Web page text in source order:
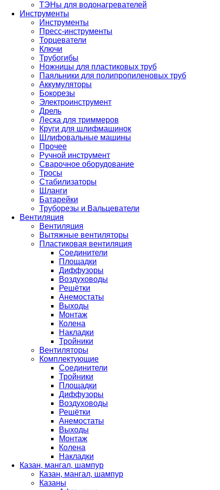
ТЭНы для водонагревателей
Инструменты
Инструменты
Пресс-инструменты
Торцеватели
Ключи
Трубогибы
Ножницы для пластиковых труб
Паяльники для полипропиленовых труб
Аккумуляторы
Бокорезы
Электроинструмент
Дрель
Леска для триммеров
Круги для шлифмашинок
Шлифовальные машины
Прочее
Ручной инструмент
Сварочное оборудование
Тросы
Стабилизаторы
Шланги
Батарейки
Труборезы и Вальцеватели
Вентиляция
Вентиляция
Вытяжные вентиляторы
Пластиковая вентиляция
Соединители
Площадки
Диффузоры
Воздуховоды
Решётки
Анемостаты
Выходы
Монтаж
Колена
Накладки
Тройники
Вентиляторы
Комплектующие
Соединители
Тройники
Площадки
Диффузоры
Воздуховоды
Решётки
Анемостаты
Выходы
Монтаж
Колена
Накладки
Казан, мангал, шампур
Казан, мангал, шампур
Казаны